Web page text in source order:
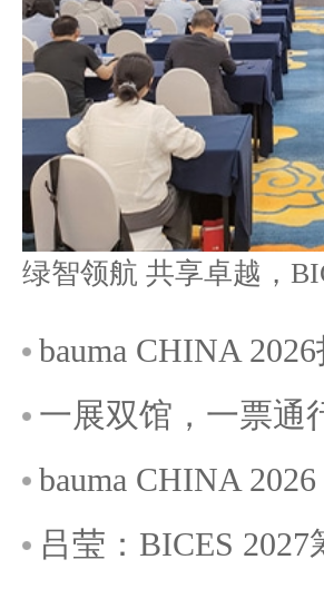
bauma CHINA
一展双馆，一票通
bauma CHINA
吕莹：BICES